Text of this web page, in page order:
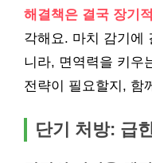
해결책은 결국 장기
각해요. 마치 감기에
니라, 면역력을 키우
전략이 필요할지, 함
단기 처방: 급